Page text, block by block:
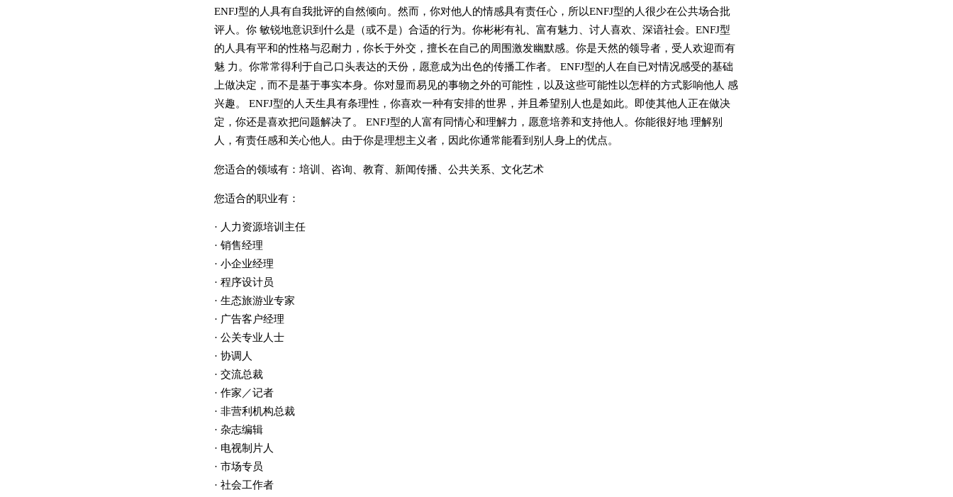
ENFJ型的人具有自我批评的自然倾向。然而，你对他人的情感具有责任心，所以ENFJ型的人很少在公共场合批
评人。你 敏锐地意识到什么是（或不是）合适的行为。你彬彬有礼、富有魅力、讨人喜欢、深谙社会。ENFJ型
的人具有平和的性格与忍耐力，你长于外交，擅长在自己的周围激发幽默感。你是天然的领导者，受人欢迎而有
魅 力。你常常得利于自己口头表达的天份，愿意成为出色的传播工作者。 ENFJ型的人在自已对情况感受的基础
上做决定，而不是基于事实本身。你对显而易见的事物之外的可能性，以及这些可能性以怎样的方式影响他人 感
兴趣。 ENFJ型的人天生具有条理性，你喜欢一种有安排的世界，并且希望别人也是如此。即使其他人正在做决
定，你还是喜欢把问题解决了。 ENFJ型的人富有同情心和理解力，愿意培养和支持他人。你能很好地 理解别
人，有责任感和关心他人。由于你是理想主义者，因此你通常能看到别人身上的优点。
您适合的领域有：培训、咨询、教育、新闻传播、公共关系、文化艺术
您适合的职业有：
· 人力资源培训主任
· 销售经理
· 小企业经理
· 程序设计员
· 生态旅游业专家
· 广告客户经理
· 公关专业人士
· 协调人
· 交流总裁
· 作家／记者
· 非营利机构总裁
· 杂志编辑
· 电视制片人
· 市场专员
· 社会工作者